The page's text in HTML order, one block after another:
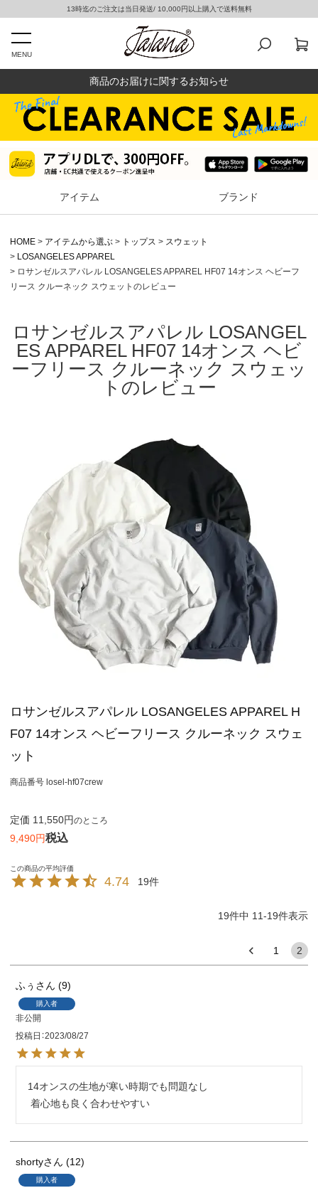
13時迄のご注文は当日発送/ 10,000円以上購入で送料無料
MENU
商品のお届けに関するお知らせ
アイテム ブランド
HOME アイテムから選ぶ トップス
スウェット
LOSANGELES APPAREL
ロサンゼルスアパレル LOSANGELES APPAREL HF07 14オンス ヘビーフ
リース クルーネック スウェットのレビュー
ロサンゼルスアパレル LOSANGEL
ES APPAREL HF07 14オンス ヘビ
ーフリース クルーネック スウェッ
トのレビュー
ロサンゼルスアパレル LOSANGELES APPAREL H
F07 14オンス ヘビーフリース クルーネック スウェ
ット
商品番号 losel-hf07crew
定価 11,550 のところ
9,490 税込
4.74 19
19件中 11-19件表示
1 2
ふぅ 9
購入者
非公開
投稿日 2023/08/27
14オンスの生地が寒い時期でも問題なし
着心地も良く合わせやすい
shorty 12
購入者